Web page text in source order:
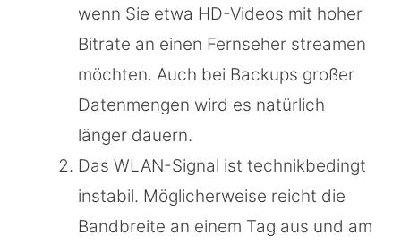
wenn Sie etwa HD-Videos mit hoher
Bitrate an einen Fernseher streamen
möchten. Auch bei Backups großer
Datenmengen wird es natürlich
länger dauern.
Das WLAN-Signal ist technikbedingt
instabil. Möglicherweise reicht die
Bandbreite an einem Tag aus und am